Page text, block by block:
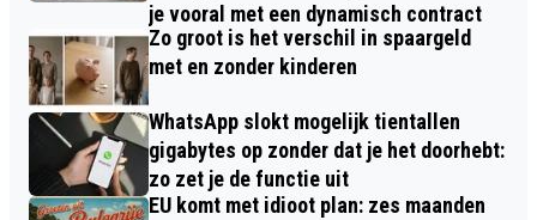
je vooral met een dynamisch contract
Zo groot is het verschil in spaargeld
met en zonder kinderen
WhatsApp slokt mogelijk tientallen
gigabytes op zonder dat je het doorhebt:
zo zet je de functie uit
EU komt met idioot plan: zes maanden